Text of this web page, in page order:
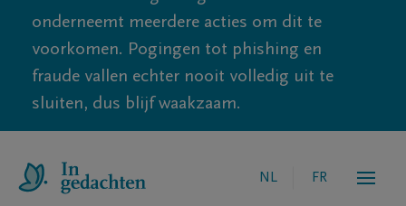
onderneemt meerdere acties om dit te
voorkomen. Pogingen tot phishing en
fraude vallen echter nooit volledig uit te
sluiten, dus blijf waakzaam.
NL FR